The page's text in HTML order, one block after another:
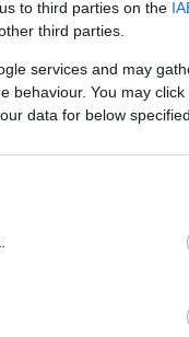
to third parties on the
third parties.
services and may
behaviour. You may
data for below
nézem
lesz,
napig